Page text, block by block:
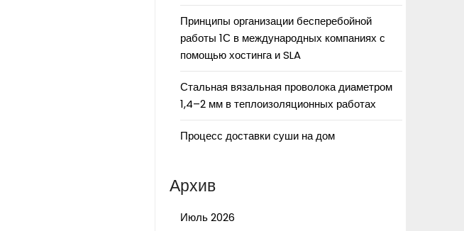
Принципы организации бесперебойной
работы 1С в международных компаниях с
помощью хостинга и SLA
Стальная вязальная проволока диаметром
1,4–2 мм в теплоизоляционных работах
Процесс доставки суши на дом
Архив
Июль 2026